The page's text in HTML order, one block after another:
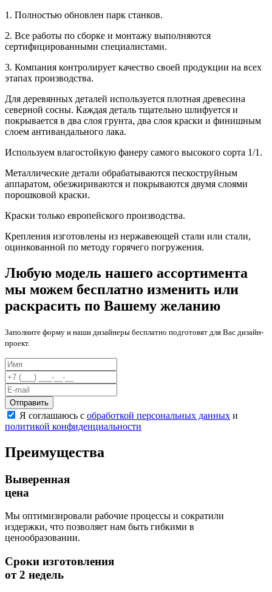
1. Полностью обновлен парк станков.
2. Все работы по сборке и монтажу выполняются
сертифицированными специалистами.
3. Компания контролирует качество своей продукции на всех
этапах производства.
Для деревянных деталей используется плотная древесина
северной сосны. Каждая деталь тщательно шлифуется и
покрывается в два слоя грунта, два слоя краски и финишным
слоем антивандального лака.
Используем влагостойкую фанеру самого высокого сорта 1/1.
Металлические детали обрабатываются пескоструйным
аппаратом, обезжириваются и покрываются двумя слоями
порошковой краски.
Краски только европейского производства.
Крепления изготовлены из нержавеющей стали или стали,
оцинкованной по методу горячего погружения.
Любую модель нашего ассортимента
мы можем бесплатно изменить или
раскрасить по Вашему желанию
Заполните форму и наши дизайнеры бесплатно подготовят для Вас дизайн-
проект.
Отправить
Я соглашаюсь с обработкой персональных данных и
политикой конфиденциальности
Преимущества
Выверенная
цена
Мы оптимизировали рабочие процессы и сократили
издержки, что позволяет нам быть гибкими в
ценообразовании.
Сроки изготовления
от 2 недель